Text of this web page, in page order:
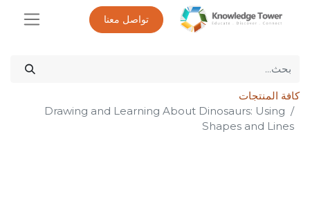
تواصل معنا
كافة المنتجات
Drawing and Learning About Dinosaurs: Using
Shapes and Lines